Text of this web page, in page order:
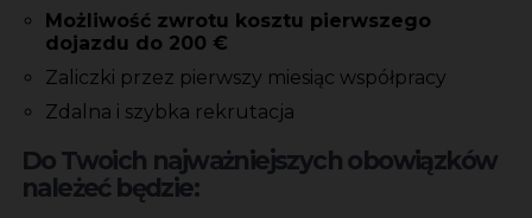
Możliwość zwrotu kosztu pierwszego
dojazdu do 200 €
Zaliczki przez pierwszy miesiąc współpracy
Zdalna i szybka rekrutacja
Do Twoich najważniejszych obowiązków
należeć będzie: